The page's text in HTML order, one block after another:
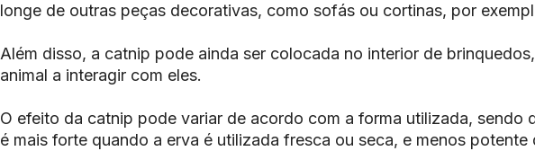
longe de outras peças decorativas, como sofás ou cortinas, por
Além disso, a catnip pode ainda ser colocada no interior de
animal a interagir com eles.
O efeito da catnip pode variar de acordo com a forma utilizada, sendo
é mais forte quando a erva é utilizada fresca ou seca, e menos potente